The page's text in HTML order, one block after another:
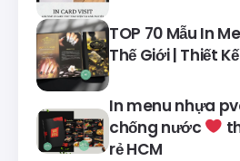
TOP 70 Mẫu In
Thế Giới | Thiết
In menu nhựa
chống nước
rẻ HCM